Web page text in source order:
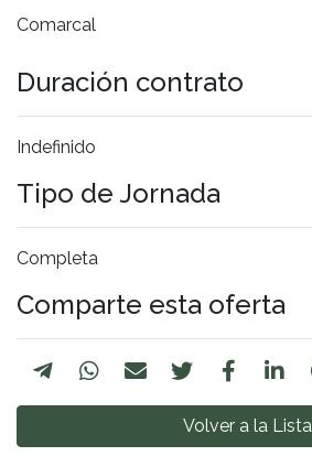
Comarcal
Duración contrato
Indefinido
Tipo de Jornada
Completa
Comparte esta oferta
Volver a la Lista